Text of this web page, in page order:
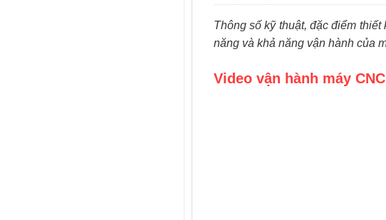
Thông số kỹ thuật, đặc điểm
năng và khả năng vận hành của
Video vận hành máy